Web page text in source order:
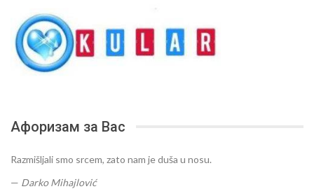
Афоризам за Вас
Razmišljali smo srcem, zato nam je duša u nosu.
— Darko Mihajlović